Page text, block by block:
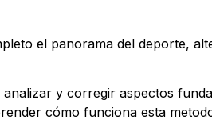
el panorama del deporte,
y corregir aspectos
cómo funciona esta